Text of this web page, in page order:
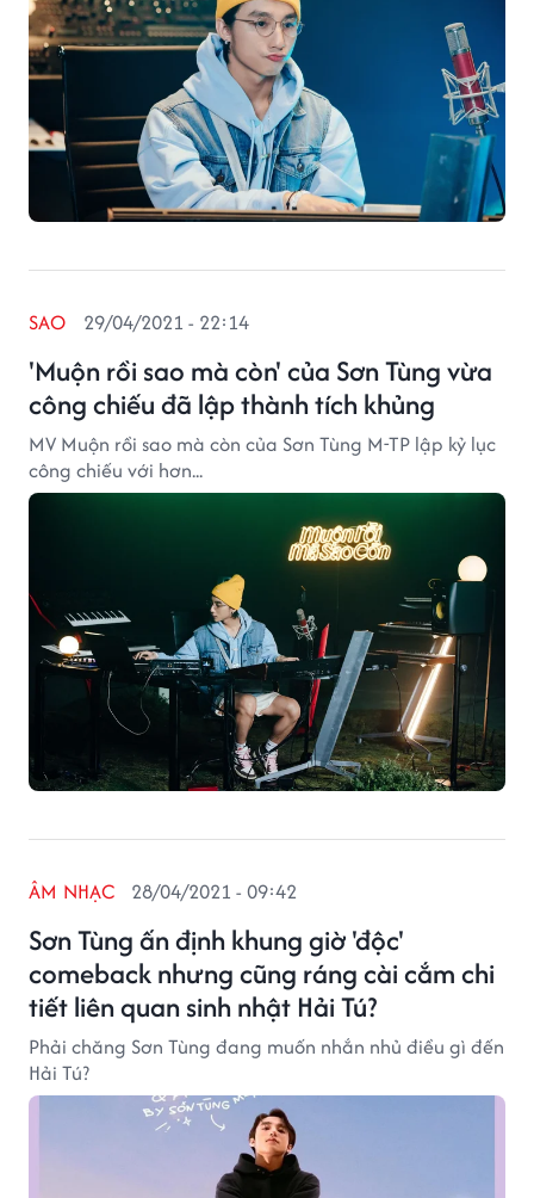
'Muộn rồi sao mà còn' của Sơn Tùng vừa
công chiếu đã lập thành tích khủng
SAO 29/04/2021 - 22:14
MV Muộn rồi sao mà còn của Sơn Tùng M-TP lập kỷ lục
công chiếu với hơn...
Sơn Tùng ấn định khung giờ 'độc'
comeback nhưng cũng ráng cài cắm chi
tiết liên quan sinh nhật Hải Tú?
ÂM NHẠC 28/04/2021 - 09:42
Phải chăng Sơn Tùng đang muốn nhắn nhủ điều gì đến
Hải Tú?